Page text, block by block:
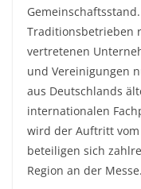
Traditionsbetrieben
vertretenen
und Vereinigungen
aus Deutschlands
internationalen
wird der Auftritt vom
beteiligen sich
Region an der Messe.